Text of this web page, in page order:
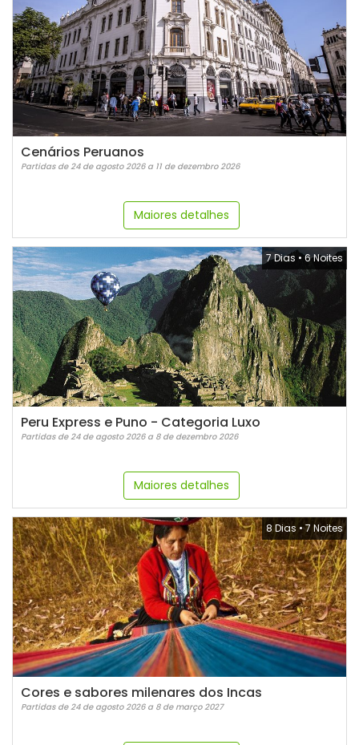
Cenários Peruanos
Partidas de 24 de agosto 2026 a 11 de dezembro 2026
Maiores detalhes
7 Dias •6 Noites
Peru Express e Puno - Categoria Luxo
Partidas de 24 de agosto 2026 a 8 de dezembro 2026
Maiores detalhes
8 Dias • 7 Noites
Cores e sabores milenares dos Incas
Partidas de 24 de agosto 2026 a 8 de março 2027